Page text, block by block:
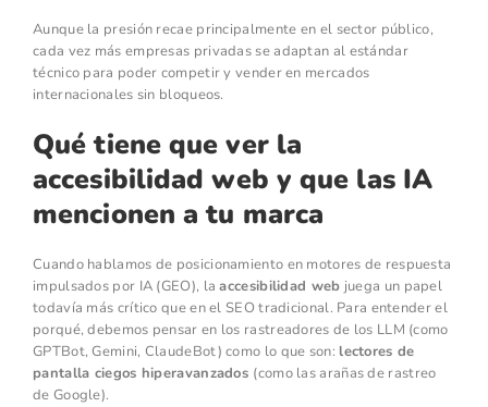
Aunque la presión recae principalmente en el sector público,
cada vez más empresas privadas se adaptan al estándar
técnico para poder competir y vender en mercados
internacionales sin bloqueos.
Qué tiene que ver la
accesibilidad web y que las IA
mencionen a tu marca
Cuando hablamos de posicionamiento en motores de respuesta
impulsados por IA (GEO), laaccesibilidad web juega un papel
todavía más crítico que en el SEO tradicional. Para entender el
porqué, debemos pensar en los rastreadores de los LLM (como
GPTBot, Gemini, ClaudeBot) como lo que son: lectores de
pantalla ciegos hiperavanzados (como las arañas de rastreo
de Google).